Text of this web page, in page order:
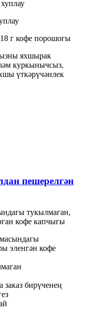
г кофе порошогы
яхшырак
куркынычсыз,
үткәрүчәнлек
пешерелгән
эленгән кофе
заказ бирүченең